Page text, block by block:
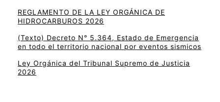
REGLAMENTO DE LA LEY ORGÁNICA DE
HIDROCARBUROS 2026
(Texto) Decreto N° 5.364, Estado de Emergencia
en todo el territorio nacional por eventos sismicos
Ley Orgánica del Tribunal Supremo de Justicia
2026